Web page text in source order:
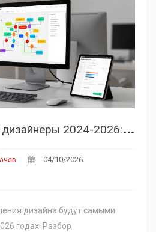
В
остребованные дизайнеры 2024-2026: кто будет зарабатывать больше всех?
04/10/2026
дизайна будут самыми
годах. Разбор